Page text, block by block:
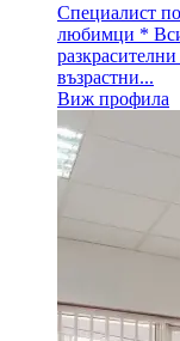
Специалист
любимци *
възрастни...
Виж профила